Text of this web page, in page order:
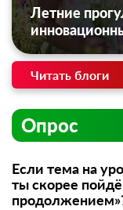
Летние
Читать блоги
Опрос
Если тема на
ты скорее